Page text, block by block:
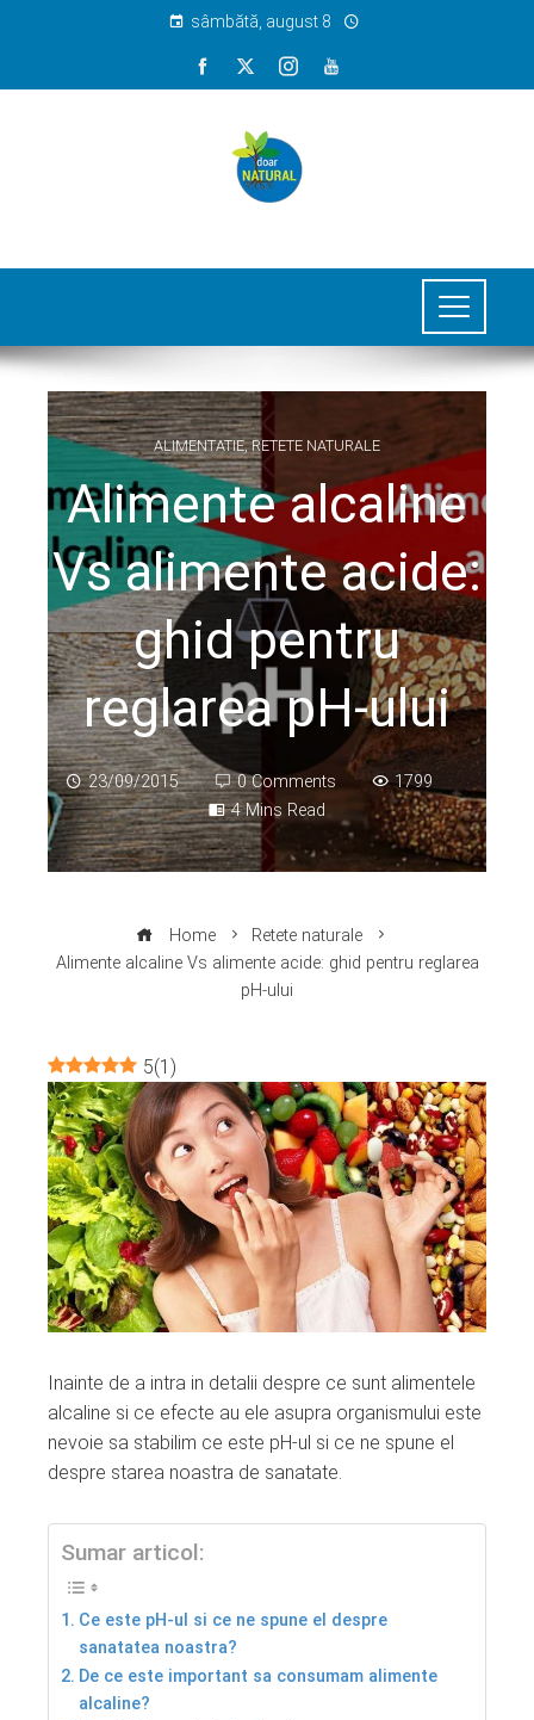
sâmbătă, august 8
ALIMENTATIE,RETETE NATURALE
Alimente alcaline
Vs alimente acide:
ghid pentru
reglarea pH-ului
23/09/2015 0 Comments
1799
4 Mins Read
Home
Retete naturale
Alimente alcaline Vs alimente acide: ghid pentru reglarea
pH-ului
5(1 )
Inainte de a intra in detalii despre ce sunt alimentele
alcaline si ce efecte au ele asupra organismului este
nevoie sa stabilim ce este pH-ul si ce ne spune el
despre starea noastra de sanatate.
Sumar articol:
Ce este pH-ul si ce ne spune el despre
sanatatea noastra?
De ce este important sa consumam alimente
alcaline?